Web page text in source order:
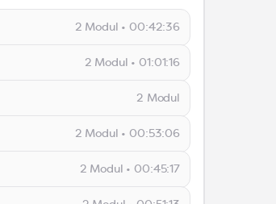
2 Modul • 00:42:36
00:42:36
2 Modul • 01:01:16
01:01:16
2 Modul
2 Modul • 00:53:06
2 Modul • 00:45:17